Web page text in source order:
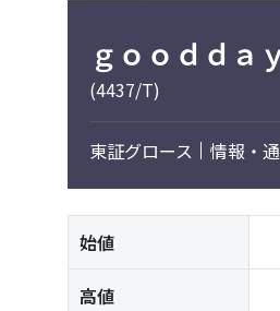
ｇｏｏｄｄａ
(4437/T)
東証グロース 情報・
始値
高値